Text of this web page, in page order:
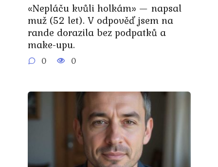
«Nepláču kvůli holkám» — napsal
muž (52 let). V odpověď jsem na
rande dorazila bez podpatků a
make-upu.
0 0